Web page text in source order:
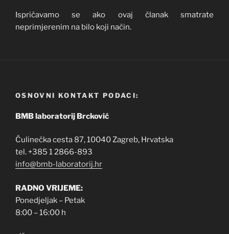
Ispričavamo se ako ovaj članak smatrate
neprimjerenim na bilo koji način.
OSNOVNI KONTAKT PODACI:
BMB laboratorij Brcković
Čulinečka cesta 87, 10040 Zagreb, Hrvatska
tel. +385 1 2866-893
info@bmb-laboratorij.hr
RADNO VRIJEME:
Ponedjeljak – Petak
8:00 – 16:00 h